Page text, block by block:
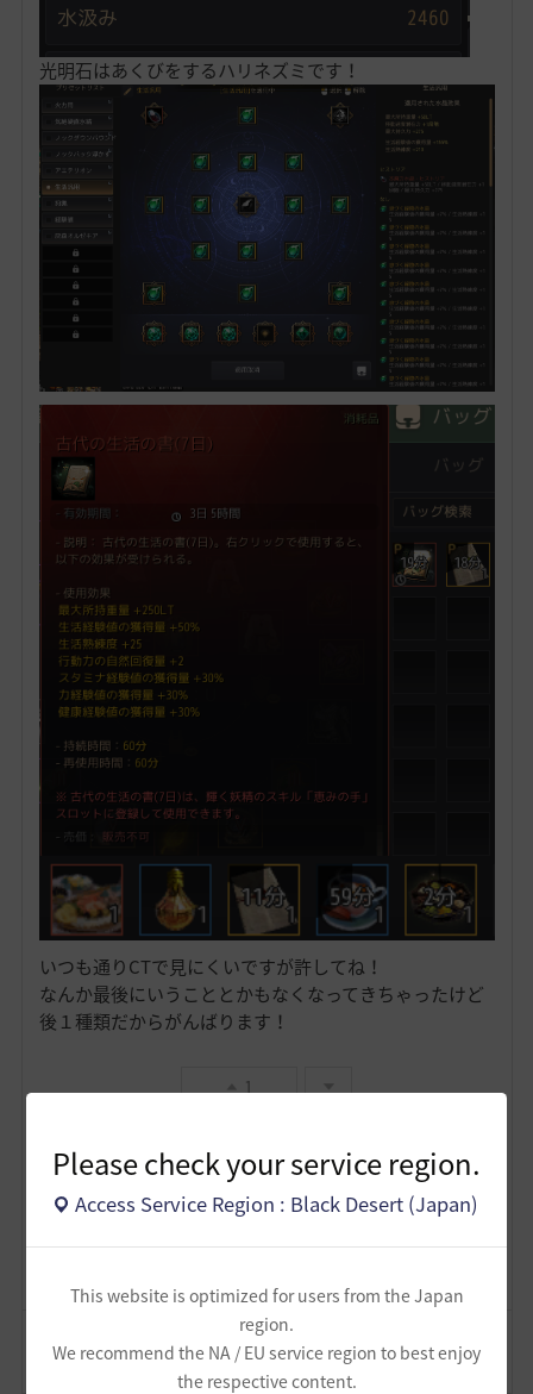
Please check your service region.
Access Service Region : Black Desert (Japan)
This website is optimized for users from the Japan
region.
We recommend the NA / EU service region to best enjoy
the respective content.
光明石はあくびをするハリネズミです！
いつも通りCTで見にくいですが許してね！
なんか最後にいうこととかもなくなってきちゃったけど
後１種類だからがんばります！
1
かわさもべーた
Lv62 FPSずんだもん
コメント2 通報 コメント